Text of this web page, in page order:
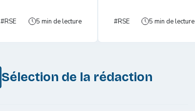
#RSE 5 min de lecture #RSE 5 min de lecture
Sélection de la rédaction